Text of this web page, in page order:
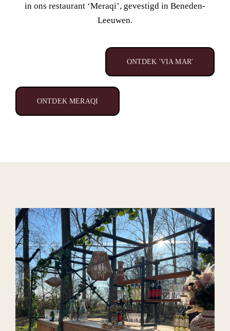
in ons restaurant ‘Meraqi’, gevestigd in Beneden-
Leeuwen.
ONTDEK 'VIA MAR'
ONTDEK MERAQI